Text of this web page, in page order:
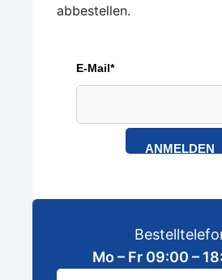
abbestellen.
E-Mail*
ANMELDEN
Mo – Fr 09:00 –